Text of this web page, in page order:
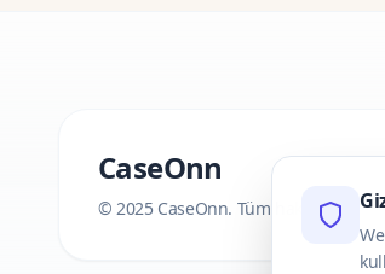
CaseOnn
© 2025 CaseOnn. Tüm hakları